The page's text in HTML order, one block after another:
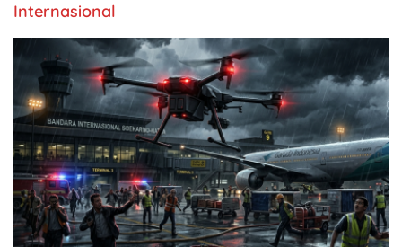
Internasional